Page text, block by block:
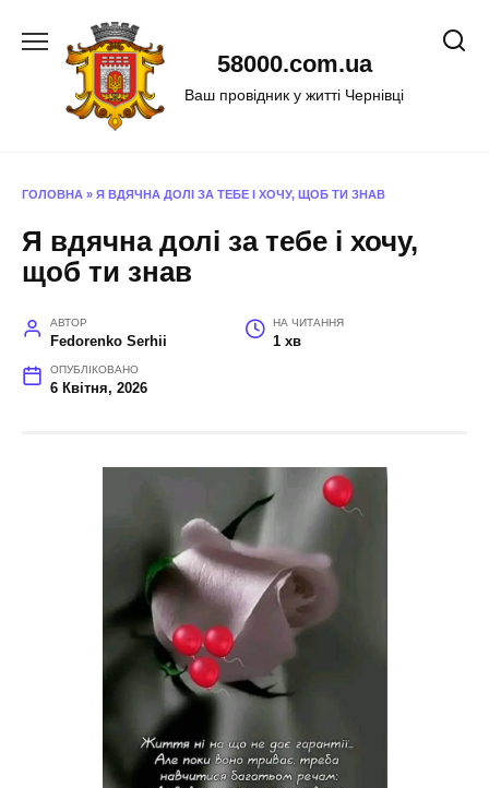
58000.com.ua
Ваш провідник у житті Чернівці
ГОЛОВНА » Я ВДЯЧНА ДОЛІ ЗА ТЕБЕ І ХОЧУ, ЩОБ ТИ ЗНАВ
Я вдячна долі за тебе і хочу,
щоб ти знав
АВТОР
Fedorenko Serhii
НА ЧИТАННЯ
1 хв
ОПУБЛІКОВАНО
6 Квітня, 2026